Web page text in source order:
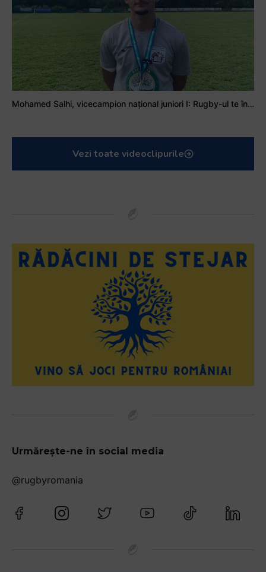
Mohamed Salhi, vicecampion național juniori I: Rugby-ul te învață să accepți și înfrângerile
Vezi toate videoclipurile
Urmărește-ne în social media
@rugbyromania